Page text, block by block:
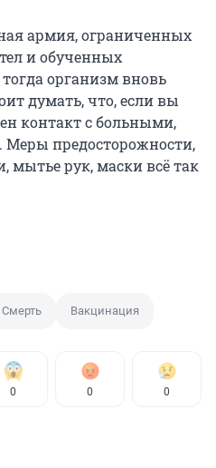
армия, ограниченных
и обученных
организм вновь
думать, что, если вы
контакт с больными,
предосторожности,
мытье рук, маски всё так
Смерть Вакцинация
0 0 0